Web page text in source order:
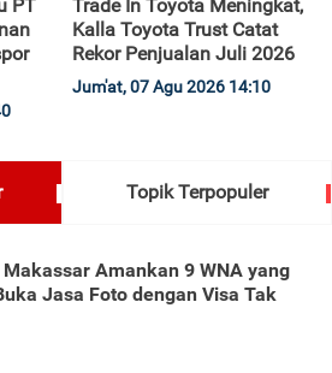
PT
Trade In Toyota Meningkat,
Kalla Toyota Trust Catat
Rekor Penjualan Juli 2026
Jum'at, 07 Agu 2026 14:10
Topik Terpopuler
Amankan 9 WNA yang
Jasa Foto dengan Visa Tak